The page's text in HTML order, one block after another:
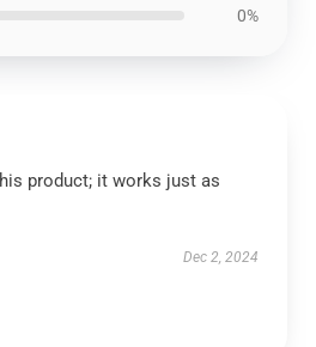
0%
product; it works just as
Dec 2, 2024